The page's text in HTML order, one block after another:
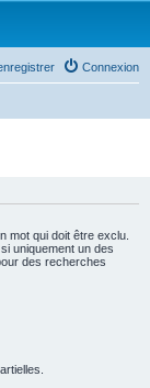
Connexion
mot qui doit être exclu.
uniquement un des
des recherches